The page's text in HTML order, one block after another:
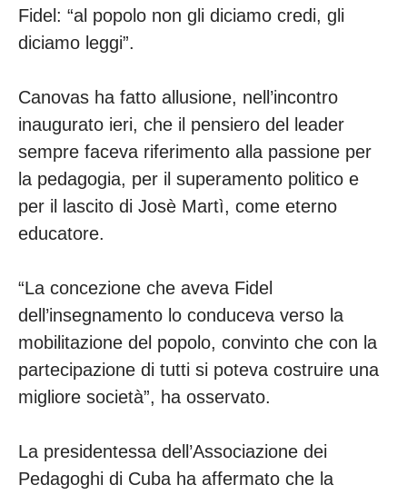
Fidel: “al popolo non gli diciamo credi, gli
diciamo leggi”.
Canovas ha fatto allusione, nell’incontro
inaugurato ieri, che il pensiero del leader
sempre faceva riferimento alla passione per
la pedagogia, per il superamento politico e
per il lascito di Josè Martì, come eterno
educatore.
“La concezione che aveva Fidel
dell’insegnamento lo conduceva verso la
mobilitazione del popolo, convinto che con la
partecipazione di tutti si poteva costruire una
migliore società”, ha osservato.
La presidentessa dell’Associazione dei
Pedagoghi di Cuba ha affermato che la